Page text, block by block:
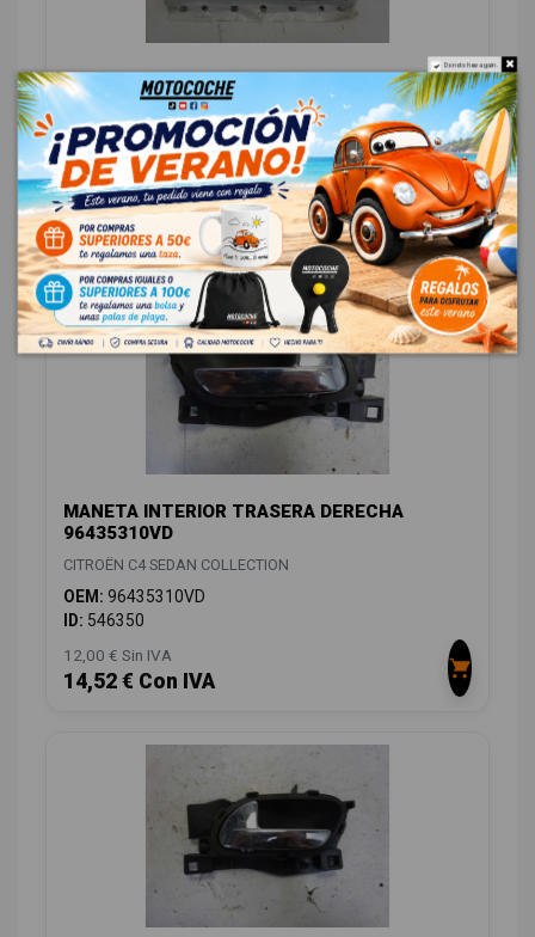
AIRBAG DELANTERO DERECHO 9682359880
CITROËN C4 SEDAN COLLECTION
OEM:9682359880
ID:546274
48,76 € Sin IVA
59,00 € Con IVA
MANETA INTERIOR TRASERA DERECHA
96435310VD
CITROËN C4 SEDAN COLLECTION
OEM: 96435310VD
ID: 546350
12,00 € Sin IVA
14,52 € Con IVA
Do not show again.